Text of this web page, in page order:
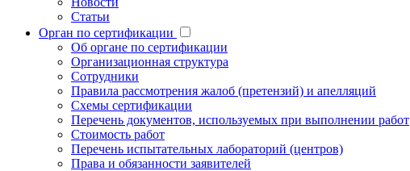
Статьи
Орган по сертификации
Об органе по сертификации
Организационная структура
Сотрудники
Правила рассмотрения жалоб (претензий) и апелляций
Схемы сертификации
Перечень документов, используемых при выполнении работ
Стоимость работ
Перечень испытательных лабораторий (центров)
Права и обязанности заявителей